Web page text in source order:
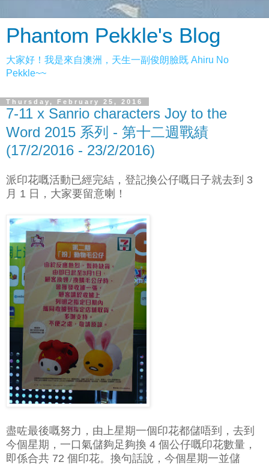
Phantom Pekkle's Blog
大家好！我是來自澳洲，天生一副俊朗臉既 Ahiru No
Pekkle~~
Thursday, February 25, 2016
7-11 x Sanrio characters Joy to the
Word 2015 系列 - 第十二週戰績
(17/2/2016 - 23/2/2016)
派印花嘅活動已經完結，登記換公仔嘅日子就去到 3
月 1 日，大家要留意喇！
盡咗最後嘅努力，由上星期一個印花都儲唔到，去到
今個星期，一口氣儲夠足夠換 4 個公仔嘅印花數量，
即係合共 72 個印花。換句話說，今個星期一並儲